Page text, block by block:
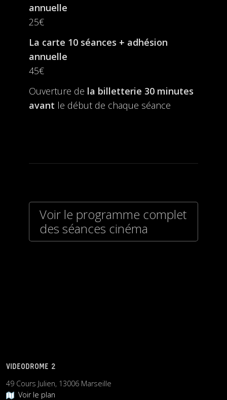
annuelle
25€
La carte 10 séances + adhésion
annuelle
45€
Ouverture de la billetterie 30 minutes
avant le début de chaque séance
Voir le programme complet
des séances cinéma
VIDEODROME 2
49 Cours Julien, 13006 Marseille
Voir le plan